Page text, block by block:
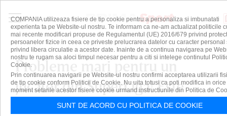
Probleme mari pentru un
jucător din SuperLiga! Este
anchetat într-un dosar cu
COMPANIA utilizeaza fisiere de tip cookie pentru a personaliza si imbunatati
experienta ta pe Website-ul nostru. Te informam ca ne-am actualizat politicile
mai recente modificari propuse de Regulamentul (UE) 2016/679 privind
persoanelor fizice in ceea ce priveste prelucrarea datelor cu caracter personal
privind libera circulatie a acestor date. Inainte de a continua navigarea pe
nostru te rugam sa aloci timpul necesar pentru a citi si intelege continutul
Cookie.
Prin continuarea navigarii pe Website-ul nostru confirmi acceptarea utilizarii
de tip cookie conform Politicii de Cookie. Nu uita totusi ca poti modifica in orice
moment setarile acestor fisiere cookie urmand instructiunile din Politica de
SUNT DE ACORD CU POLITICA DE COOKIE